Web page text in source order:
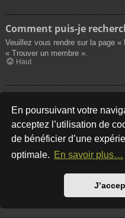
En poursuivant votre
acceptez l’utilisation de
de bénéficier d’une
optimale. En savoir plus…
Comment puis-je
Veuillez vous rendre sur la page
« Trouver un membre ».
Haut
Comment puis-je
sujets ?
Vos propres messages peuvent
« Afficher vos messages » dans
soit en cliquant sur le lien «
sur la page de votre propre profil
« Raccourcis » situé sur la partie
recherche de vos propres sujets,
remplissez convenablement les